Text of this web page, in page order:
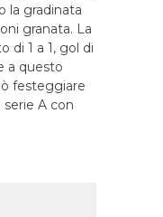
la gradinata
granata. La
di 1 a 1, gol di
a questo
festeggiare
A con